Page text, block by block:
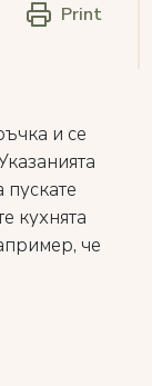
Print
и се
кухнята
че